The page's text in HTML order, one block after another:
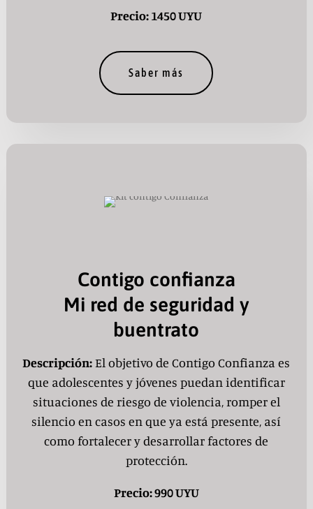
Precio: 1450 UYU
Saber más
Contigo confianza
Mi red de seguridad y
buentrato
Descripción:El objetivo de Contigo Confianza es
que adolescentes y jóvenes puedan identificar
situaciones de riesgo de violencia, romper el
silencio en casos en que ya está presente, así
como fortalecer y desarrollar factores de
protección.
Precio: 990 UYU